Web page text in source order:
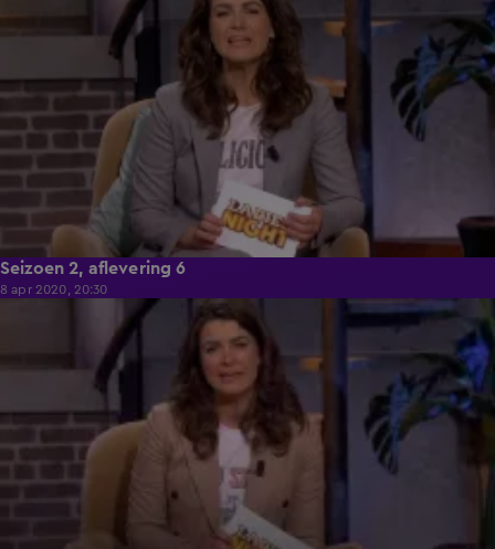
Seizoen 2, aflevering 6
8 apr 2020, 20:30